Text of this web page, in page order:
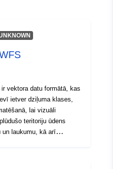
20.7, 58.1 ], [
Polygon
data.europa.eu/88u/dataset/
4330-a7e2-a6d69ed10c38
vektora datu formātā, kas
ietver dziļuma klases,
lai vizuāli
teritoriju ūdens
un laukumu, kā arī